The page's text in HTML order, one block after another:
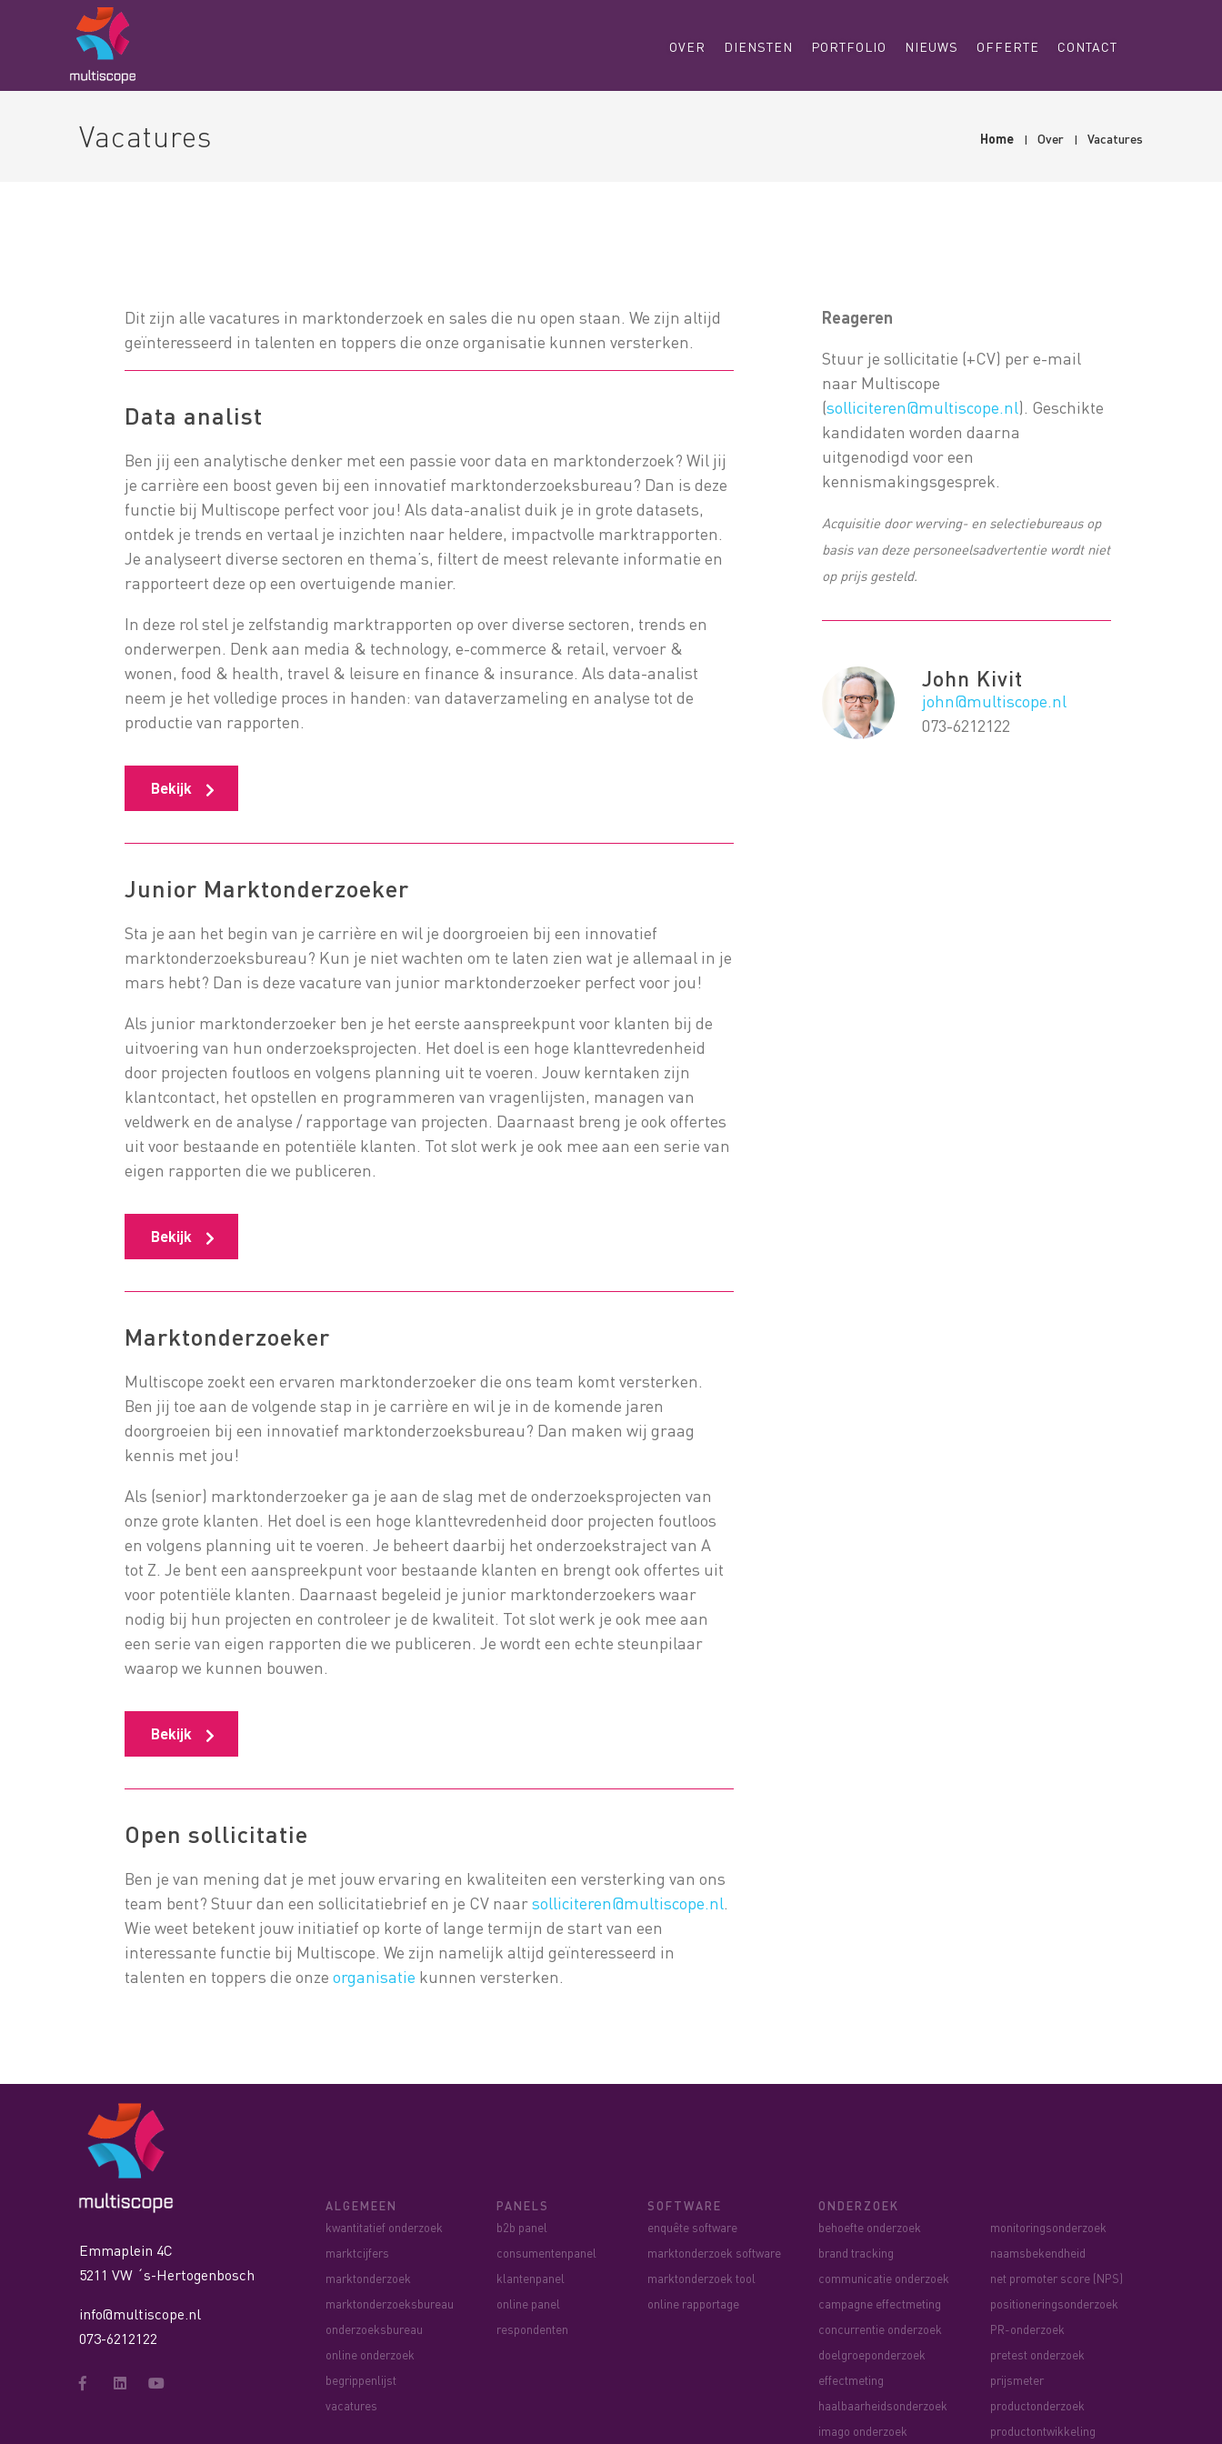
OVER DIENSTEN PORTFOLIO NIEUWS OFFERTE CONTACT
Vacatures Home Over Vacatures
Dit zijn alle vacatures in marktonderzoek en sales die nu open staan. We zijn altijd
geïnteresseerd in talenten en toppers die onze organisatie kunnen versterken.
Data analist
Ben jij een analytische denker met een passie voor data en marktonderzoek? Wil jij
je carrière een boost geven bij een innovatief marktonderzoeksbureau? Dan is deze
functie bij Multiscope perfect voor jou! Als data-analist duik je in grote datasets,
ontdek je trends en vertaal je inzichten naar heldere, impactvolle marktrapporten.
Je analyseert diverse sectoren en thema’s, filtert de meest relevante informatie en
rapporteert deze op een overtuigende manier.
In deze rol stel je zelfstandig marktrapporten op over diverse sectoren, trends en
onderwerpen. Denk aan media & technology, e-commerce & retail, vervoer &
wonen, food & health, travel & leisure en finance & insurance. Als data-analist
neem je het volledige proces in handen: van dataverzameling en analyse tot de
productie van rapporten.
Bekijk
Junior Marktonderzoeker
Sta je aan het begin van je carrière en wil je doorgroeien bij een innovatief
marktonderzoeksbureau? Kun je niet wachten om te laten zien wat je allemaal in je
mars hebt? Dan is deze vacature van junior marktonderzoeker perfect voor jou!
Als junior marktonderzoeker ben je het eerste aanspreekpunt voor klanten bij de
uitvoering van hun onderzoeksprojecten. Het doel is een hoge klanttevredenheid
door projecten foutloos en volgens planning uit te voeren. Jouw kerntaken zijn
klantcontact, het opstellen en programmeren van vragenlijsten, managen van
veldwerk en de analyse / rapportage van projecten. Daarnaast breng je ook offertes
uit voor bestaande en potentiële klanten. Tot slot werk je ook mee aan een serie van
eigen rapporten die we publiceren.
Bekijk
Marktonderzoeker
Multiscope zoekt een ervaren marktonderzoeker die ons team komt versterken.
Ben jij toe aan de volgende stap in je carrière en wil je in de komende jaren
doorgroeien bij een innovatief marktonderzoeksbureau? Dan maken wij graag
kennis met jou!
Als (senior) marktonderzoeker ga je aan de slag met de onderzoeksprojecten van
onze grote klanten. Het doel is een hoge klanttevredenheid door projecten foutloos
en volgens planning uit te voeren. Je beheert daarbij het onderzoekstraject van A
tot Z. Je bent een aanspreekpunt voor bestaande klanten en brengt ook offertes uit
voor potentiële klanten. Daarnaast begeleid je junior marktonderzoekers waar
nodig bij hun projecten en controleer je de kwaliteit. Tot slot werk je ook mee aan
een serie van eigen rapporten die we publiceren. Je wordt een echte steunpilaar
waarop we kunnen bouwen.
Bekijk
Open sollicitatie
Ben je van mening dat je met jouw ervaring en kwaliteiten een versterking van ons
team bent? Stuur dan een sollicitatiebrief en je CV naarsolliciteren@multiscope.nl
Wie weet betekent jouw initiatief op korte of lange termijn de start van een
interessante functie bij Multiscope. We zijn namelijk altijd geïnteresseerd in
talenten en toppers die onzeorganisatie kunnen versterken.
Reageren
Stuur je sollicitatie (+CV) per e-mail
naar Multiscope
(solliciteren@multiscope.nl). Geschikte
kandidaten worden daarna
uitgenodigd voor een
kennismakingsgesprek.
Acquisitie door werving- en selectiebureaus op
basis van deze personeelsadvertentie wordt niet
op prijs gesteld.
John Kivit
john@multiscope.nl
073-6212122
Emmaplein 4C
5211 VW ´s-Hertogenbosch
info@multiscope.nl
073-6212122
ALGEMEEN
kwantitatief onderzoek
marktcijfers
marktonderzoek
marktonderzoeksbureau
onderzoeksbureau
online onderzoek
begrippenlijst
vacatures
PANELS
b2b panel
consumentenpanel
klantenpanel
online panel
respondenten
SOFTWARE
enquête software
marktonderzoek software
marktonderzoek tool
online rapportage
ONDERZOEK
behoefte onderzoek
brand tracking
communicatie onderzoek
campagne effectmeting
concurrentie onderzoek
doelgroeponderzoek
effectmeting
haalbaarheidsonderzoek
imago onderzoek
monitoringsonderzoek
naamsbekendheid
net promoter score (NPS)
positioneringsonderzoek
PR-onderzoek
pretest onderzoek
prijsmeter
productonderzoek
productontwikkeling